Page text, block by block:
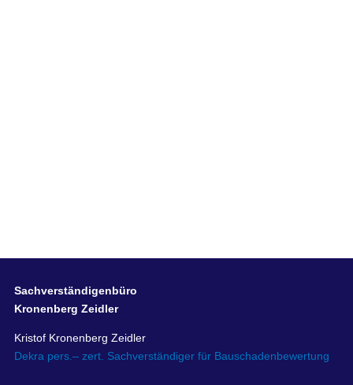
Sachverständigenbüro
Kronenberg Zeidler
Kristof Kronenberg Zeidler
Dekra pers.– zert. Sachverständiger für Bauschadenbewertung